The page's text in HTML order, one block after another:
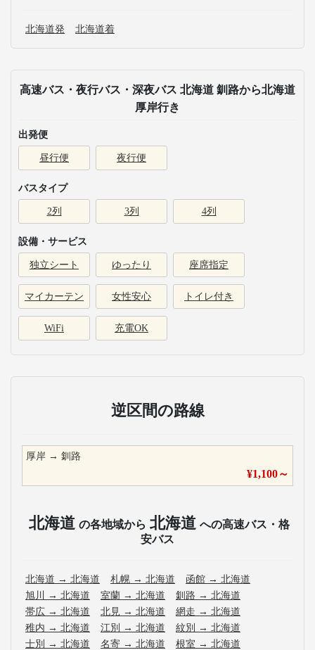
北海道発 北海道着
高速バス・夜行バス・深夜バス 北海道 釧路から北海道
厚岸行き
出発便
昼行便 夜行便
バスタイプ
2列 3列 4列
設備・サービス
独立シート ゆったり 座席指定
マイカーテン 女性安心 トイレ付き
WiFi 充電OK
逆区間の路線
厚岸 → 釧路
¥1,100～
北海道 の各地域から 北海道 への高速バス・格
安バス
北海道 → 北海道 札幌 → 北海道 函館 → 北海道
旭川
→ 北海道 室蘭 → 北海道 釧路 → 北海道
帯広 → 北海道 北見 → 北海道 網走 → 北海道
稚内 → 北海道 江別 → 北海道 紋別 → 北海道
士別 → 北海道 名寄 → 北海道 根室 → 北海道